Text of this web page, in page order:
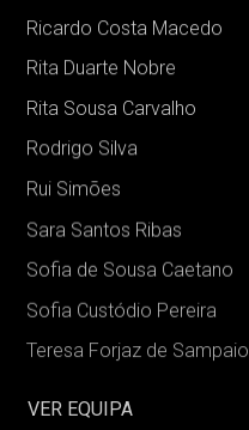
Ricardo Costa Macedo
Rita Duarte Nobre
Rita Sousa Carvalho
Rodrigo Silva
Rui Simões
Sara Santos Ribas
Sofia de Sousa Caetano
Sofia Custódio Pereira
Teresa Forjaz de Sampaio
VER EQUIPA